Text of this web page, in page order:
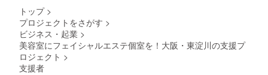
トップ >
プロジェクトをさがす >
ビジネス・起業 >
美容室にフェイシャルエステ個室を！大阪・東淀川の支援プ
ロジェクト >
支援者